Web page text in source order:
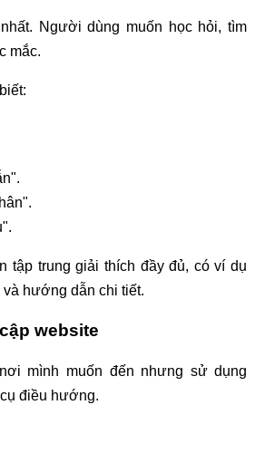
Người dùng muốn học hỏi, tìm
mắc.
tập trung giải thích đầy đủ, có ví dụ
hướng dẫn chi tiết.
website
mình muốn đến nhưng sử dụng
điều hướng.